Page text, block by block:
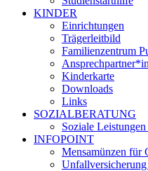
KINDER
Einrichtungen
Trägerleitbild
Familienzentrum
Kinderkarte
Downloads
Links
SOZIALBERATUNG
Soziale
INFOPOINT
Mensamünzen für